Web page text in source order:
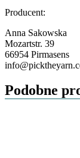
Producent:
Anna Sakowska
Mozartstr. 39
66954 Pirmasens
Podobne